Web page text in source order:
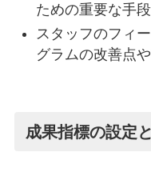
ための重要な手段
スタッフのフィ
グラムの改善点
成果指標の設定